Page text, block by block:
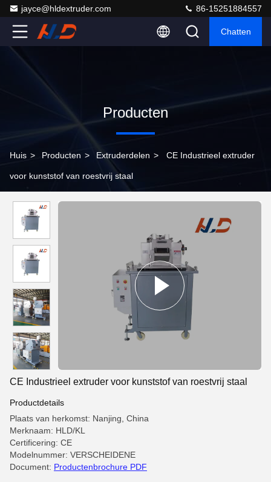
jayce@hldextruder.com 86-15251884557
Chatten
Producten
Huis > Producten > Extruderdelen > CE Industrieel extruder
voor kunststof van roestvrij staal
CE Industrieel extruder voor kunststof van roestvrij staal
Productdetails
Plaats van herkomst: Nanjing, China
Merknaam: HLD/KL
Certificering: CE
Modelnummer: VERSCHEIDENE
Document: Productenbrochure PDF